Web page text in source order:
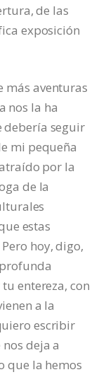
de las
exposición
más aventuras
nos la ha
debería seguir
mi pequeña
por la
de la
estas
hoy, digo,
entereza, con
a la
escribir
deja a
que la hemos